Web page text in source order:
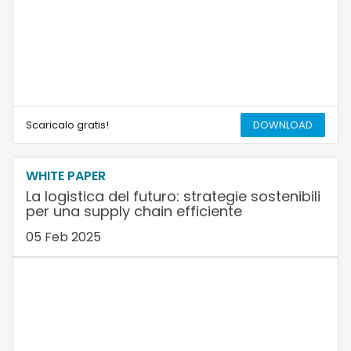
Scaricalo gratis! DOWNLOAD
WHITE PAPER
La logistica del futuro: strategie sostenibili
per una supply chain efficiente
05 Feb 2025